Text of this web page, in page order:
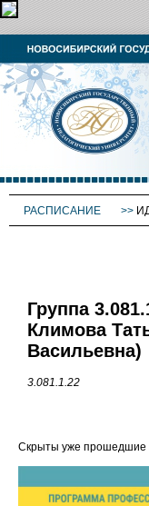
РАСПИСАНИЕ >>
Группа
Климова
Васильевна)
3.081.1.22
Скрыты уже прошедшие